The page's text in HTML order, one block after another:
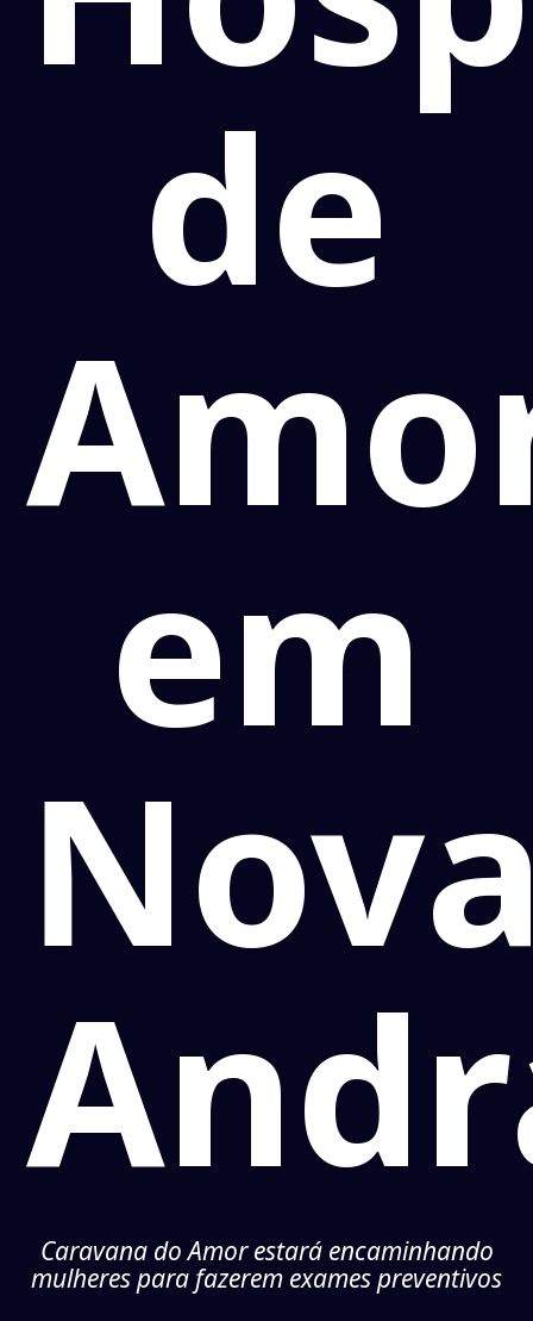
de
em
Caravana do Amor estará encaminhando
mulheres para fazerem exames preventivos